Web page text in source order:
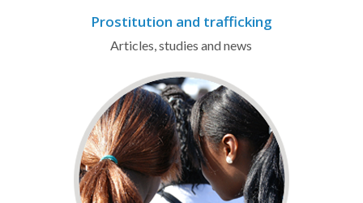
Prostitution and trafficking
Articles, studies and news